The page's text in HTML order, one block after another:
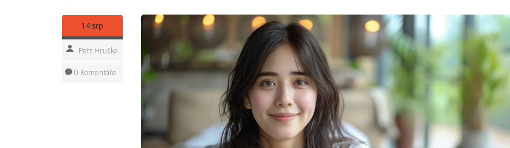
14 srp
Petr Hruška
0 Komentáře